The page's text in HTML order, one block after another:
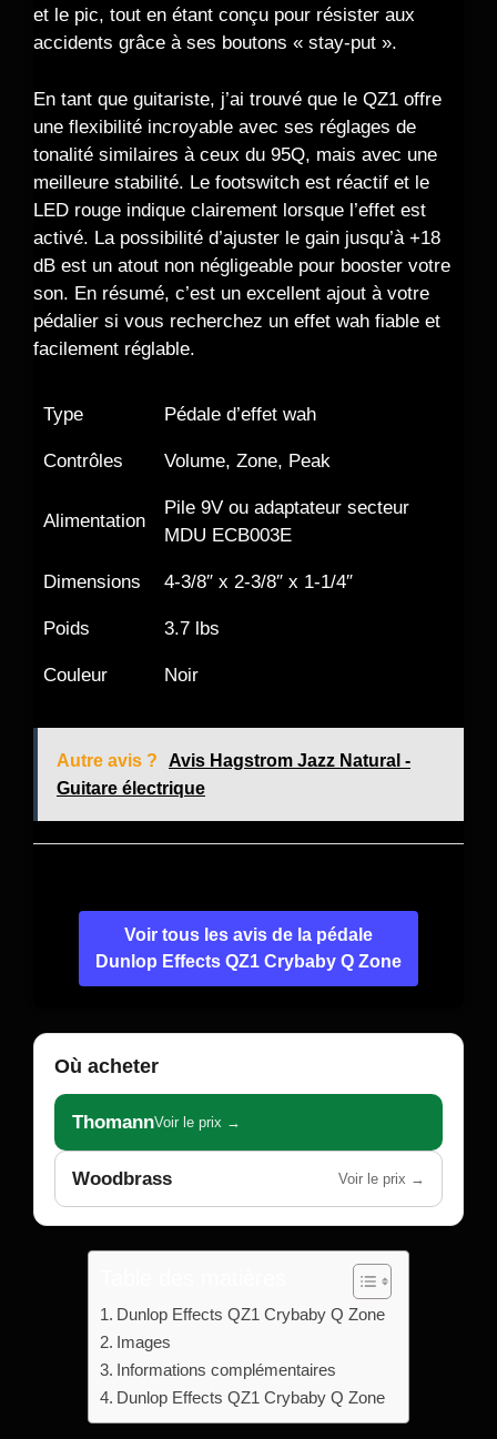
et le pic, tout en étant conçu pour résister aux
accidents grâce à ses boutons « stay-put ».
En tant que guitariste, j’ai trouvé que le QZ1 offre
une flexibilité incroyable avec ses réglages de
tonalité similaires à ceux du 95Q, mais avec une
meilleure stabilité. Le footswitch est réactif et le
LED rouge indique clairement lorsque l’effet est
activé. La possibilité d’ajuster le gain jusqu’à +18
dB est un atout non négligeable pour booster votre
son. En résumé, c’est un excellent ajout à votre
pédalier si vous recherchez un effet wah fiable et
facilement réglable.
Type Pédale d’effet wah
Contrôles Volume, Zone, Peak
Alimentation
Pile 9V ou adaptateur secteur
MDU ECB003E
Dimensions 4-3/8″ x 2-3/8″ x 1-1/4″
Poids 3.7 lbs
Couleur Noir
Autre avis ?
Avis Hagstrom Jazz Natural -
Guitare électrique
Voir tous les avis de la pédale
Dunlop Effects QZ1 Crybaby Q Zone
Où acheter
ThomannVoir le prix →
Woodbrass Voir le prix →
Dunlop Effects QZ1 Crybaby Q Zone
Images
Informations complémentaires
Dunlop Effects QZ1 Crybaby Q Zone